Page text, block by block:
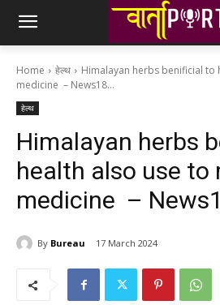
Home हेल्थ
Himalayan herbs benificial to
medicine – News18...
हेल्थ
Himalayan herbs
health also use to
medicine –
By Bureau 17 March 2024